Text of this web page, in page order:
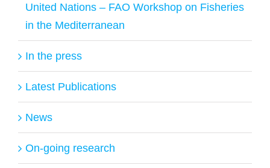
United Nations – FAO Workshop on Fisheries
in the Mediterranean
In the press
Latest Publications
News
On-going research